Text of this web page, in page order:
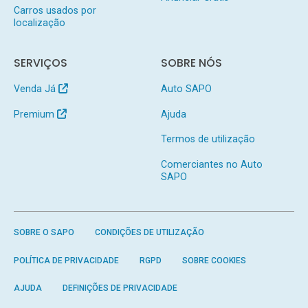
Carros usados por
localização
SERVIÇOS
Venda Já
Premium
SOBRE NÓS
Auto SAPO
Ajuda
Termos de utilização
Comerciantes no Auto
SAPO
SOBRE O SAPO CONDIÇÕES DE UTILIZAÇÃO
POLÍTICA DE PRIVACIDADE RGPD SOBRE COOKIES
AJUDA DEFINIÇÕES DE PRIVACIDADE